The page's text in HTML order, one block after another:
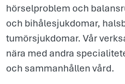
hörselproblem och
och bihålesjukdomar,
tumörsjukdomar. Vår
nära med andra
och sammanhållen vård.